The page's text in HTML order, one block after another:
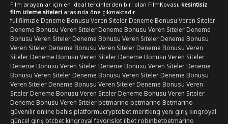
Film arayanlar için en ideal tercihlerden biri olan FilmKovası, kesintisiz
film izleme siteleri arasında öne çıkmaktadır.
fullfilmizle Deneme Bonusu Veren SitelerDeneme Bonusu Veren Siteler
Deneme Bonusu Veren SitelerDeneme Bonusu Veren SitelerDeneme
Bonusu Veren SitelerDeneme Bonusu Veren SitelerDeneme Bonusu
Veren SitelerDeneme Bonusu Veren SitelerDeneme Bonusu Veren
SitelerDeneme Bonusu Veren SitelerDeneme Bonusu Veren Siteler
Deneme Bonusu Veren SitelerDeneme Bonusu Veren SitelerDeneme
Bonusu Veren SitelerDeneme Bonusu Veren SitelerDeneme Bonusu
Veren SitelerDeneme Bonusu Veren SitelerDeneme Bonusu Veren
SitelerDeneme Bonusu Veren SitelerDeneme Bonusu Veren Siteler
Deneme Bonusu Veren Sitelerbetmarino betmarino Betmarino
güvenilir online bahis platformucryptobetmeritking yeni girişkingroyal
güncel girişbtcbetkingroyal favorislotilbetrobinbetbetmarino